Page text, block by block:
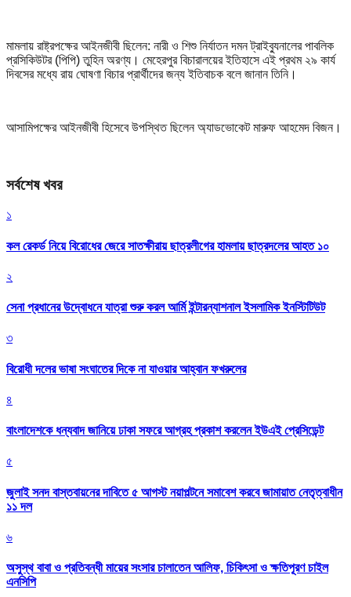
মামলায় রাষ্ট্রপক্ষের আইনজীবী ছিলেন: নারী ও শিশু নির্যাতন দমন ট্রাইব্যুনালের পাবলিক
প্রসিকিউটর (পিপি) তুহিন অরণ্য। মেহেরপুর বিচারালয়ের ইতিহাসে এই প্রথম ২৯ কার্য
দিবসের মধ্যে রায় ঘোষণা বিচার প্রার্থীদের জন্য ইতিবাচক বলে জানান তিনি।
আসামিপক্ষের আইনজীবী হিসেবে উপস্থিত ছিলেন অ্যাডভোকেট মারুফ আহমেদ বিজন।
সর্বশেষ খবর
১
কল রেকর্ড নিয়ে বিরোধের জেরে সাতক্ষীরায় ছাত্রলীগের হামলায় ছাত্রদলের আহত ১০
২
সেনা প্রধানের উদ্বোধনে যাত্রা শুরু করল আর্মি ইন্টারন্যাশনাল ইসলামিক ইনস্টিটিউট
৩
বিরোধী দলের ভাষা সংঘাতের দিকে না যাওয়ার আহ্বান ফখরুলের
৪
বাংলাদেশকে ধন্যবাদ জানিয়ে ঢাকা সফরে আগ্রহ প্রকাশ করলেন ইউএই প্রেসিডেন্ট
৫
জুলাই সনদ বাস্তবায়নের দাবিতে ৫ আগস্ট নয়াপল্টনে সমাবেশ করবে জামায়াত নেতৃত্বাধীন
১১ দল
৬
অসুস্থ বাবা ও প্রতিবন্ধী মায়ের সংসার চালাতেন আলিফ, চিকিৎসা ও ক্ষতিপূরণ চাইল
এনসিপি